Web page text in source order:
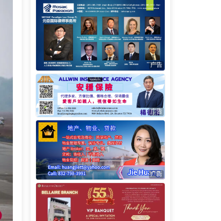
广告
广告
广告